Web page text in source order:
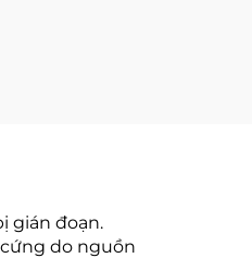
gián đoạn.
do nguồn